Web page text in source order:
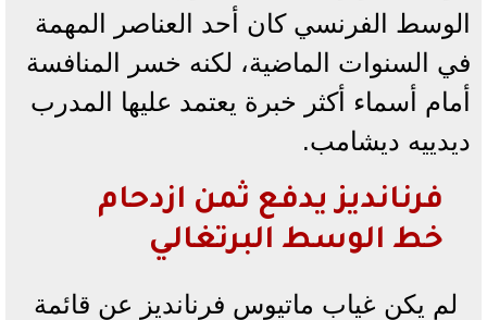
الوسط الفرنسي كان أحد العناصر المهمة
في السنوات الماضية، لكنه خسر المنافسة
أمام أسماء أكثر خبرة يعتمد عليها المدرب
ديدييه ديشامب.
فرنانديز يدفع ثمن ازدحام
خط الوسط البرتغالي
لم يكن غياب ماتيوس فرنانديز عن قائمة